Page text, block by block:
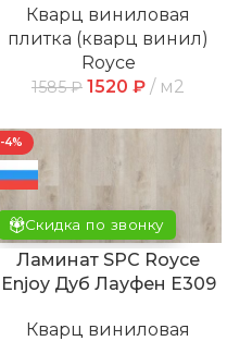
Кварц виниловая
плитка (кварц винил)
Royce
1585₽ 1520 ₽ м2
Скидка по звонку
-4%
Ламинат SPC Royce
Enjoy Дуб Лауфен Е309
Кварц виниловая